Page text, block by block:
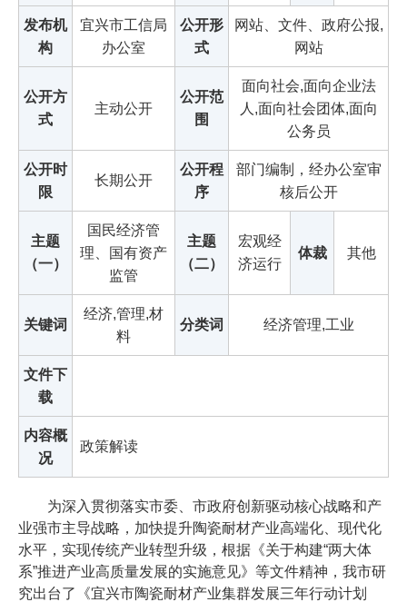
发布机
构
宜兴市工信局
办公室
公开形
式
网站、文件、政府公报,
网站
公开方
式
主动公开
公开范
围
面向社会,面向企业法
人,面向社会团体,面向
公务员
公开时
限
长期公开
公开程
序
部门编制，经办公室审
核后公开
主题
（一）
国民经济管
理、国有资产
监管
主题
（二）
宏观经
济运行
体裁 其他
关键词
经济,管理,材
料
分类词 经济管理,工业
文件下
载
内容概
况
政策解读
为深入贯彻落实市委、市政府创新驱动核心战略和产
业强市主导战略，加快提升陶瓷耐材产业高端化、现代化
水平，实现传统产业转型升级，根据《关于构建“两大体
系”推进产业高质量发展的实施意见》等文件精神，我市研
究出台了《宜兴市陶瓷耐材产业集群发展三年行动计划